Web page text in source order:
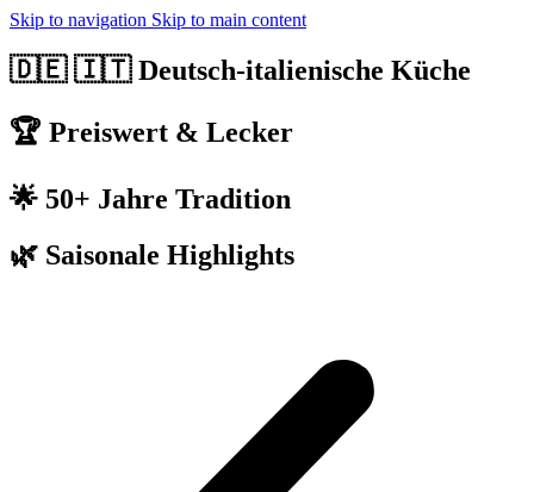
Skip to navigation Skip to main content
🇩🇪 🇮🇹 Deutsch-italienische Küche
🏆 Preiswert & Lecker
🌟 50+ Jahre Tradition
🌿 Saisonale Highlights